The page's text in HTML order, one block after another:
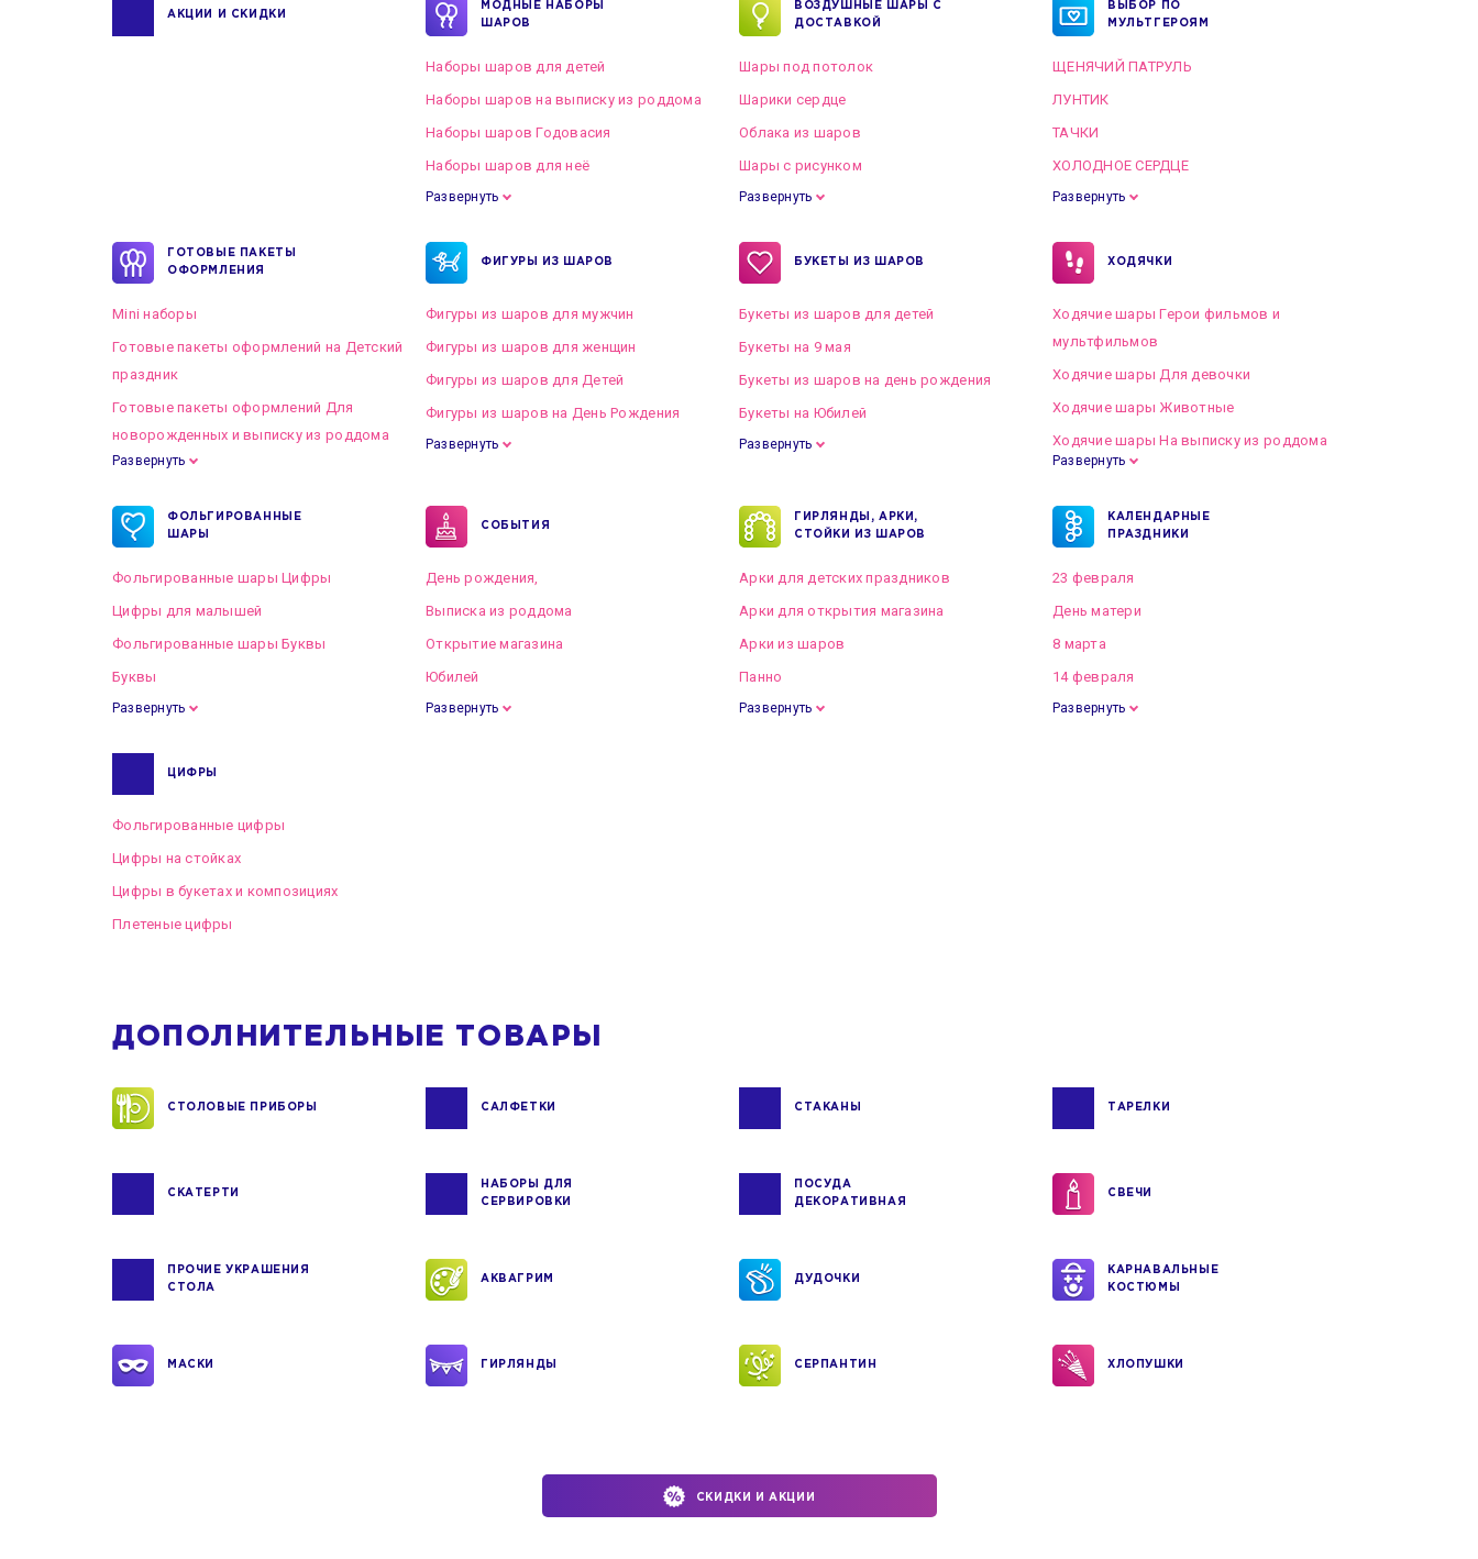
АКЦИИ И СКИДКИ
МОДНЫЕ НАБОРЫ
ШАРОВ
Наборы шаров для детей
Наборы шаров на выписку из роддома
Наборы шаров Годовасия
Наборы шаров для неё
Развернуть
ВОЗДУШНЫЕ ШАРЫ С
ДОСТАВКОЙ
Шары под потолок
Шарики сердце
Облака из шаров
Шары с рисунком
Развернуть
ВЫБОР ПО
МУЛЬТГЕРОЯМ
ЩЕНЯЧИЙ ПАТРУЛЬ
ЛУНТИК
ТАЧКИ
ХОЛОДНОЕ СЕРДЦЕ
Развернуть
ГОТОВЫЕ ПАКЕТЫ
ОФОРМЛЕНИЯ
Mini наборы
Готовые пакеты оформлений на Детский
праздник
Готовые пакеты оформлений Для
новорожденных и выписку из роддома
Готовые пакеты оформлений на Свадьбу
Развернуть
ФИГУРЫ ИЗ ШАРОВ
Фигуры из шаров для мужчин
Фигуры из шаров для женщин
Фигуры из шаров для Детей
Фигуры из шаров на День Рождения
Развернуть
БУКЕТЫ ИЗ ШАРОВ
Букеты из шаров для детей
Букеты на 9 мая
Букеты из шаров на день рождения
Букеты на Юбилей
Развернуть
ХОДЯЧКИ
Ходячие шары Герои фильмов и
мультфильмов
Ходячие шары Для девочки
Ходячие шары Животные
Ходячие шары На выписку из роддома
Развернуть
ФОЛЬГИРОВАННЫЕ
ШАРЫ
Фольгированные шары Цифры
Цифры для малышей
Фольгированные шары Буквы
Буквы
Развернуть
СОБЫТИЯ
День рождения,
Выписка из роддома
Открытие магазина
Юбилей
Развернуть
ГИРЛЯНДЫ, АРКИ,
СТОЙКИ ИЗ ШАРОВ
Арки для детских праздников
Арки для открытия магазина
Арки из шаров
Панно
Развернуть
КАЛЕНДАРНЫЕ
ПРАЗДНИКИ
23 февраля
День матери
8 марта
14 февраля
Развернуть
ЦИФРЫ
Фольгированные цифры
Цифры на стойках
Цифры в букетах и композициях
Плетеные цифры
ДОПОЛНИТЕЛЬНЫЕ ТОВАРЫ
СТОЛОВЫЕ ПРИБОРЫ САЛФЕТКИ СТАКАНЫ ТАРЕЛКИ
СКАТЕРТИ
НАБОРЫ ДЛЯ
СЕРВИРОВКИ
ПОСУДА
ДЕКОРАТИВНАЯ
СВЕЧИ
ПРОЧИЕ УКРАШЕНИЯ
СТОЛА
АКВАГРИМ ДУДОЧКИ
КАРНАВАЛЬНЫЕ
КОСТЮМЫ
МАСКИ ГИРЛЯНДЫ СЕРПАНТИН ХЛОПУШКИ
СКИДКИ И АКЦИИ